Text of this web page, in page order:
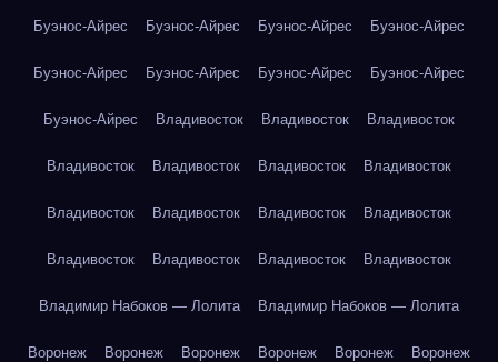
Буэнос-Айрес Буэнос-Айрес Буэнос-Айрес Буэнос-Айрес
Буэнос-Айрес Буэнос-Айрес Буэнос-Айрес Буэнос-Айрес
Буэнос-Айрес Владивосток Владивосток Владивосток
Владивосток Владивосток Владивосток Владивосток
Владивосток Владивосток Владивосток Владивосток
Владивосток Владивосток Владивосток Владивосток
Владимир Набоков — Лолита Владимир Набоков — Лолита
Воронеж Воронеж Воронеж Воронеж Воронеж Воронеж